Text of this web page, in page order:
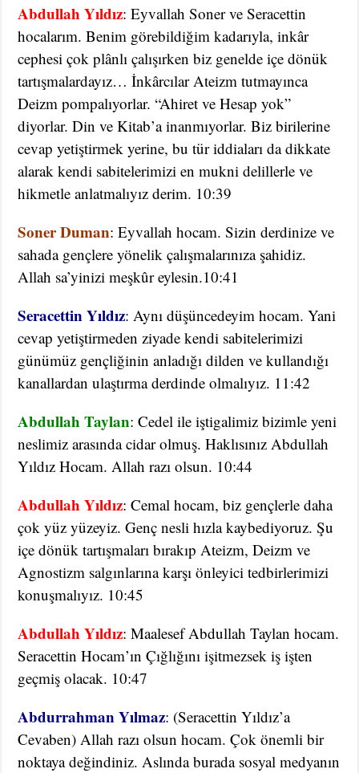
Abdullah Yıldız: Eyvallah Soner ve Seracettin
hocalarım. Benim görebildiğim kadarıyla, inkâr
cephesi çok plânlı çalışırken biz genelde içe dönük
tartışmalardayız… İnkârcılar Ateizm tutmayınca
Deizm pompalıyorlar. “Ahiret ve Hesap yok”
diyorlar. Din ve Kitab’a inanmıyorlar. Biz birilerine
cevap yetiştirmek yerine, bu tür iddiaları da dikkate
alarak kendi sabitelerimizi en mukni delillerle ve
hikmetle anlatmalıyız derim. 10:39
Soner Duman: Eyvallah hocam. Sizin derdinize ve
sahada gençlere yönelik çalışmalarınıza şahidiz.
Allah sa’yinizi meşkûr eylesin.10:41
Seracettin Yıldız: Aynı düşüncedeyim hocam. Yani
cevap yetiştirmeden ziyade kendi sabitelerimizi
günümüz gençliğinin anladığı dilden ve kullandığı
kanallardan ulaştırma derdinde olmalıyız. 11:42
Abdullah Taylan: Cedel ile iştigalimiz bizimle yeni
neslimiz arasında cidar olmuş. Haklısınız Abdullah
Yıldız Hocam. Allah razı olsun. 10:44
Abdullah Yıldız: Cemal hocam, biz gençlerle daha
çok yüz yüzeyiz. Genç nesli hızla kaybediyoruz. Şu
içe dönük tartışmaları bırakıp Ateizm, Deizm ve
Agnostizm salgınlarına karşı önleyici tedbirlerimizi
konuşmalıyız. 10:45
Abdullah Yıldız: Maalesef Abdullah Taylan hocam.
Seracettin Hocam’ın Çığlığını işitmezsek iş işten
geçmiş olacak. 10:47
Abdurrahman Yılmaz: (Seracettin Yıldız’a
Cevaben) Allah razı olsun hocam. Çok önemli bir
noktaya değindiniz. Aslında burada sosyal medyanın